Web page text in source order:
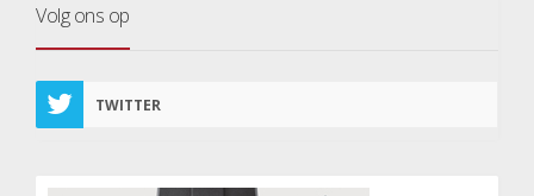
Volg ons op
TWITTER